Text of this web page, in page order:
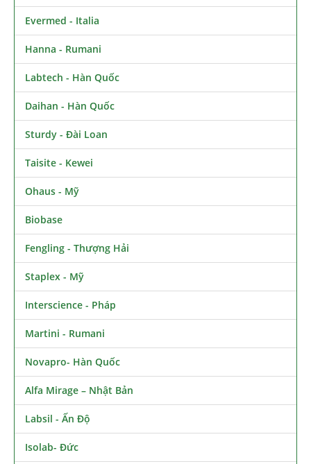
Evermed - Italia
Hanna - Rumani
Labtech - Hàn Quốc
Daihan - Hàn Quốc
Sturdy - Đài Loan
Taisite - Kewei
Ohaus - Mỹ
Biobase
Fengling - Thượng Hải
Staplex - Mỹ
Interscience - Pháp
Martini - Rumani
Novapro- Hàn Quốc
Alfa Mirage – Nhật Bản
Labsil - Ấn Độ
Isolab- Đức